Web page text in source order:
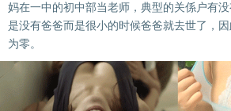
妈在一中的初中部当老师，典型的关係户有
是没有爸爸而是很小的时候爸爸就去世了，
为零。